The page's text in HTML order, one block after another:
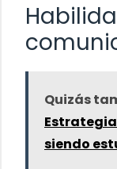
Quizás
siendo